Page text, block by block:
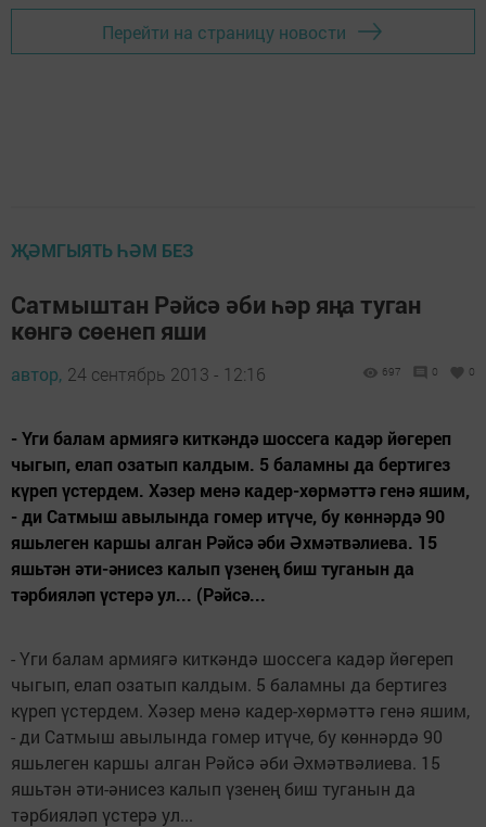
Перейти на страницу новости
ҖӘМГЫЯТЬ ҺӘМ БЕЗ
Сатмыштан Рәйсә әби һәр яңа туган
көнгә сөенеп яши
автор, 24 сентябрь 2013 - 12:16 697 0 0
- Үги балам армиягә киткәндә шоссега кадәр йөгереп
чыгып, елап озатып калдым. 5 баламны да бертигез
күреп үстердем. Хәзер менә кадер-хөрмәттә генә яшим,
- ди Сатмыш авылында гомер итүче, бу көннәрдә 90
яшьлеген каршы алган Рәйсә әби Әхмәтвәлиева. 15
яшьтән әти-әнисез калып үзенең биш туганын да
тәрбияләп үстерә ул... (Рәйсә...
- Үги балам армиягә киткәндә шоссега кадәр йөгереп
чыгып, елап озатып калдым. 5 баламны да бертигез
күреп үстердем. Хәзер менә кадер-хөрмәттә генә яшим,
- ди Сатмыш авылында гомер итүче, бу көннәрдә 90
яшьлеген каршы алган Рәйсә әби Әхмәтвәлиева. 15
яшьтән әти-әнисез калып үзенең биш туганын да
тәрбияләп үстерә ул...